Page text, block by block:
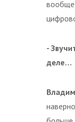
вообще
-
деле…